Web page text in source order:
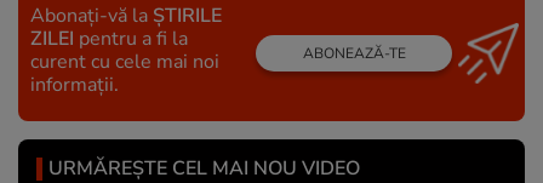
Abonați-vă la ȘTIRILE
ZILEI pentru a fi la
curent cu cele mai noi
informații.
ABONEAZĂ-TE
URMĂREȘTE CEL MAI NOU VIDEO